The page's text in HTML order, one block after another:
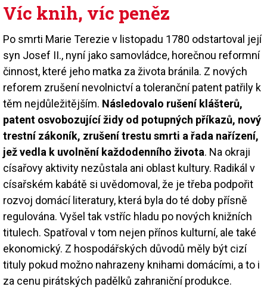
Víc knih, víc peněz
Po smrti Marie Terezie v listopadu 1780 odstartoval její
syn Josef II., nyní jako samovládce, horečnou reformní
činnost, které jeho matka za života bránila. Z nových
reforem zrušení nevolnictví a toleranční patent patřily k
těm nejdůležitějším. Následovalo rušení klášterů,
patent osvobozující židy od potupných příkazů, nový
trestní zákoník, zrušení trestu smrti a řada nařízení,
jež vedla k uvolnění každodenního života. Na okraji
císařovy aktivity nezůstala ani oblast kultury. Radikál v
císařském kabátě si uvědomoval, že je třeba podpořit
rozvoj domácí literatury, která byla do té doby přísně
regulována. Vyšel tak vstříc hladu po nových knižních
titulech. Spatřoval v tom nejen přínos kulturní, ale také
ekonomický. Z hospodářských důvodů měly být cizí
tituly pokud možno nahrazeny knihami domácími, a to i
za cenu pirátských padělků zahraniční produkce.